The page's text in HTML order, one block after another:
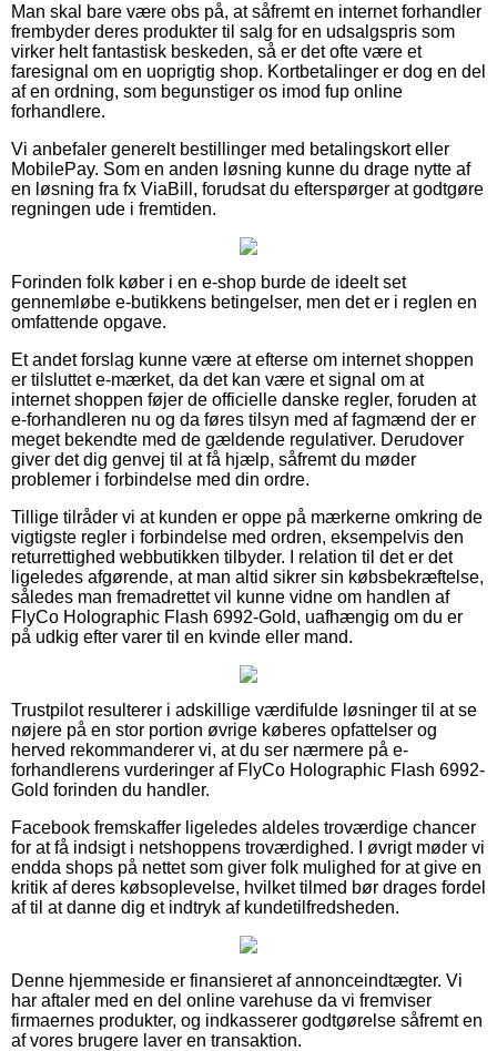
Man skal bare være obs på, at såfremt en internet forhandler
frembyder deres produkter til salg for en udsalgspris som
virker helt fantastisk beskeden, så er det ofte være et
faresignal om en uoprigtig shop. Kortbetalinger er dog en del
af en ordning, som begunstiger os imod fup online
forhandlere.
Vi anbefaler generelt bestillinger med betalingskort eller
MobilePay. Som en anden løsning kunne du drage nytte af
en løsning fra fx ViaBill, forudsat du efterspørger at godtgøre
regningen ude i fremtiden.
Forinden folk køber i en e-shop burde de ideelt set
gennemløbe e-butikkens betingelser, men det er i reglen en
omfattende opgave.
Et andet forslag kunne være at efterse om internet shoppen
er tilsluttet e-mærket, da det kan være et signal om at
internet shoppen føjer de officielle danske regler, foruden at
e-forhandleren nu og da føres tilsyn med af fagmænd der er
meget bekendte med de gældende regulativer. Derudover
giver det dig genvej til at få hjælp, såfremt du møder
problemer i forbindelse med din ordre.
Tillige tilråder vi at kunden er oppe på mærkerne omkring de
vigtigste regler i forbindelse med ordren, eksempelvis den
returrettighed webbutikken tilbyder. I relation til det er det
ligeledes afgørende, at man altid sikrer sin købsbekræftelse,
således man fremadrettet vil kunne vidne om handlen af
FlyCo Holographic Flash 6992-Gold, uafhængig om du er
på udkig efter varer til en kvinde eller mand.
Trustpilot resulterer i adskillige værdifulde løsninger til at se
nøjere på en stor portion øvrige køberes opfattelser og
herved rekommanderer vi, at du ser nærmere på e-
forhandlerens vurderinger af FlyCo Holographic Flash 6992-
Gold forinden du handler.
Facebook fremskaffer ligeledes aldeles troværdige chancer
for at få indsigt i netshoppens troværdighed. I øvrigt møder vi
endda shops på nettet som giver folk mulighed for at give en
kritik af deres købsoplevelse, hvilket tilmed bør drages fordel
af til at danne dig et indtryk af kundetilfredsheden.
Denne hjemmeside er finansieret af annonceindtægter. Vi
har aftaler med en del online varehuse da vi fremviser
firmaernes produkter, og indkasserer godtgørelse såfremt en
af vores brugere laver en transaktion.